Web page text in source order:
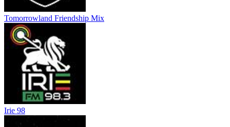
Tomorrowland Friendship Mix
Irie 98